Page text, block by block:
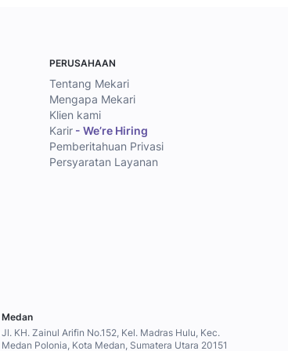
PERUSAHAAN
Tentang Mekari
Mengapa Mekari
Klien kami
Karir - We’re Hiring
Pemberitahuan Privasi
Persyaratan Layanan
Medan
Jl. KH. Zainul Arifin No.152, Kel. Madras Hulu, Kec.
Medan Polonia, Kota Medan, Sumatera Utara 20151